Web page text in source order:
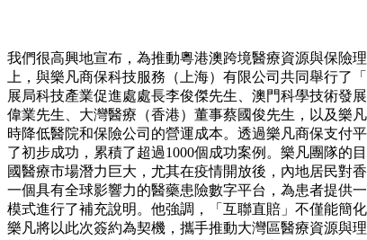
我們很高興地宣布，為推動粵港澳跨境醫療資源與保險
上，與樂凡商保科技服務（上海）有限公司共同舉行了
展局科技產業促進處處長李俊傑先生、澳門科學技術發
偉業先生、大灣醫療（香港）董事蔡國俊先生，以及樂
時降低醫院和保險公司的營運成本。透過樂凡商保支付
了初步成功，累積了超過1000個成功案例。樂凡團隊的
國醫療市場潛力巨大，尤其在疫情開放後，內地居民對
一個具有全球影響力的醫藥患險數字平台，為患者提供
模式進行了補充說明。他強調，「互聯直賠」不僅能簡
樂凡將以此次簽約為契機，攜手推動大灣區醫療資源與